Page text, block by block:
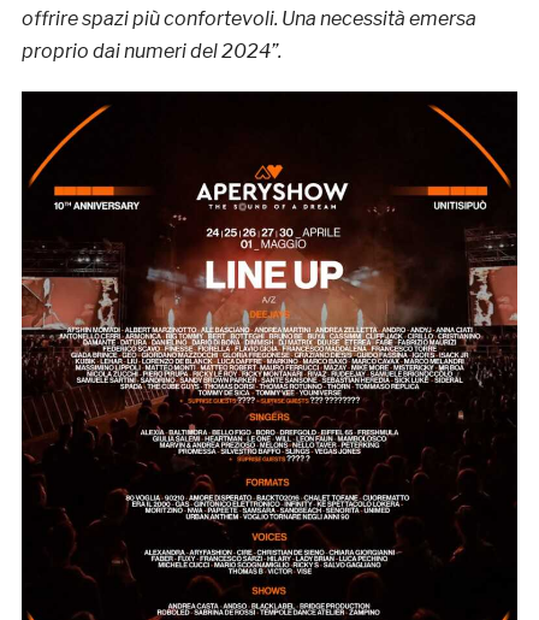
offrire spazi più confortevoli. Una necessità emersa
proprio dai numeri del 2024”.